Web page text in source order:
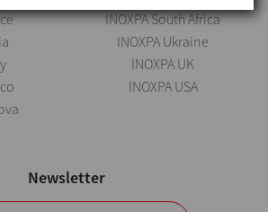
INOXPA South Africa
INOXPA Ukraine
INOXPA UK
INOXPA USA
Newsletter